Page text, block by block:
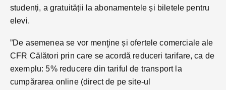
studenți, a gratuității la abonamentele și biletele pentru
elevi.
”De asemenea se vor menţine și ofertele comerciale ale
CFR Călători prin care se acordă reduceri tarifare, ca de
exemplu: 5% reducere din tariful de transport la
cumpărarea online (direct de pe site-ul